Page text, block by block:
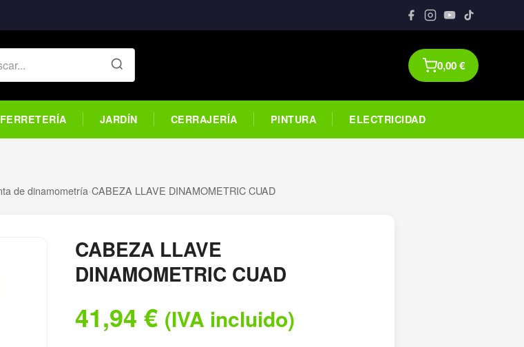
0,00€
FERRETERÍA JARDÍN CERRAJERÍA PINTURA ELECTRICIDAD
de dinamometría›CABEZA LLAVE DINAMOMETRIC CUAD
CABEZA LLAVE
DINAMOMETRIC CUAD
41,94 € (IVA incluido)